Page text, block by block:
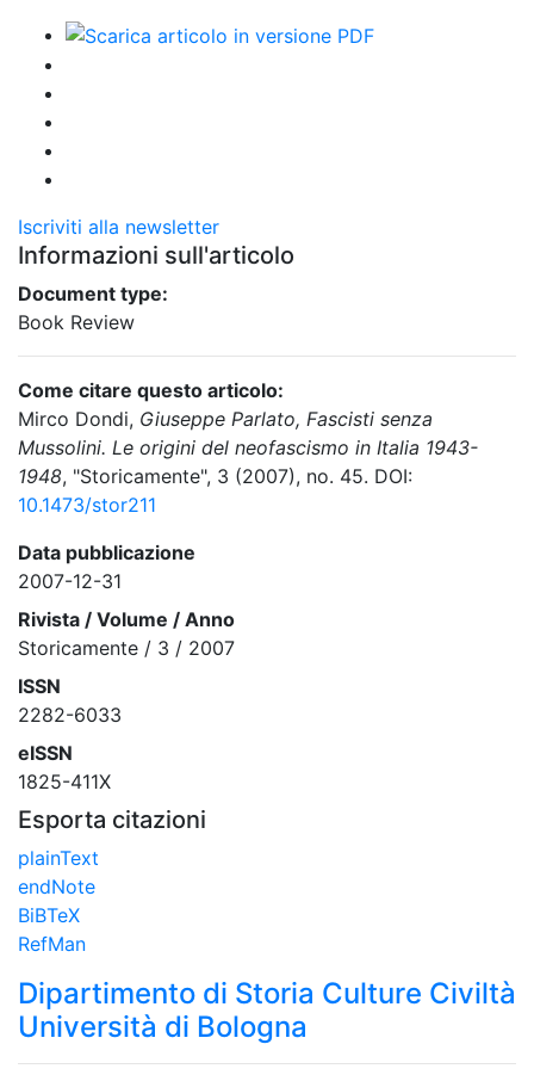
Iscriviti alla newsletter
Informazioni sull'articolo
Document type:
Book Review
Come citare questo articolo:
Mirco Dondi, Giuseppe Parlato, Fascisti senza
Mussolini. Le origini del neofascismo in Italia 1943-
1948, "Storicamente", 3 (2007), no. 45. DOI:
10.1473/stor211
Data pubblicazione
2007-12-31
Rivista / Volume / Anno
Storicamente / 3 / 2007
ISSN
2282-6033
eISSN
1825-411X
Esporta citazioni
plainText
endNote
BiBTeX
RefMan
Dipartimento di Storia Culture Civiltà
Università di Bologna